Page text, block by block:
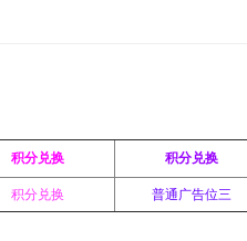
积分兑换 积分兑换
积分兑换 普通广告位三